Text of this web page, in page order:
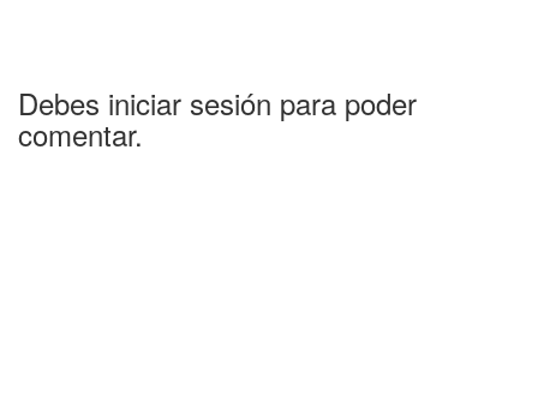
Debes iniciar sesión para poder
comentar.